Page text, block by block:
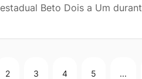
Beto Dois a Um
2 3 4 5 ...